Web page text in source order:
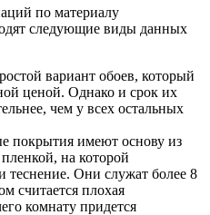
по материалу
следующие виды данных
вариант обоев, который
ценой. Однако и срок их
чем у всех остальных
покрытия имеют основу из
на которой
теснение. Они служат более 8
считается плохая
комнату придется